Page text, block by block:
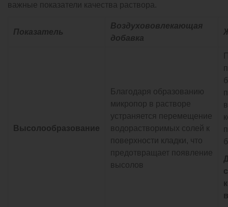
важные показатели качества раствора.
Показатель
Воздухововлекающая
добавка
Высолообразование
Благодаря образованию
микропор в растворе
устраняется перемещение
водорастворимых солей к
поверхности кладки, что
предотвращает появление
высолов